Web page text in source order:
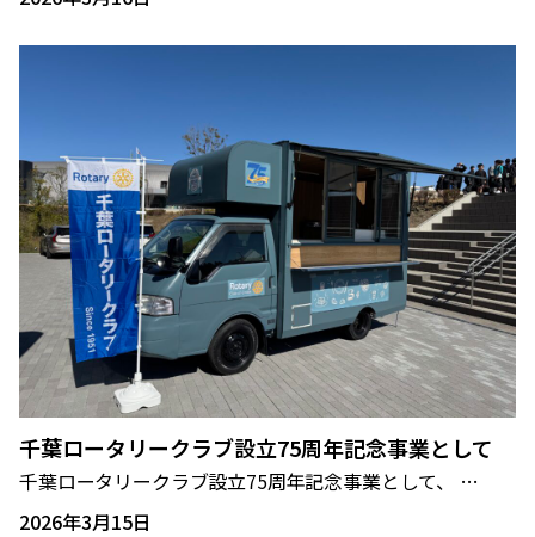
千葉ロータリークラブ設立75周年記念事業として
千葉ロータリークラブ設立75周年記念事業として、 …
2026年3月15日